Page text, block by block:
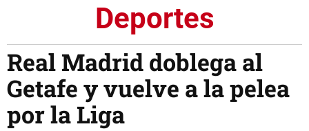
Deportes
Real Madrid doblega al
Getafe y vuelve a la pelea
por la Liga